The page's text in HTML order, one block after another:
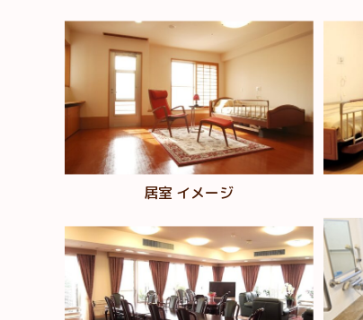
居室 イメージ